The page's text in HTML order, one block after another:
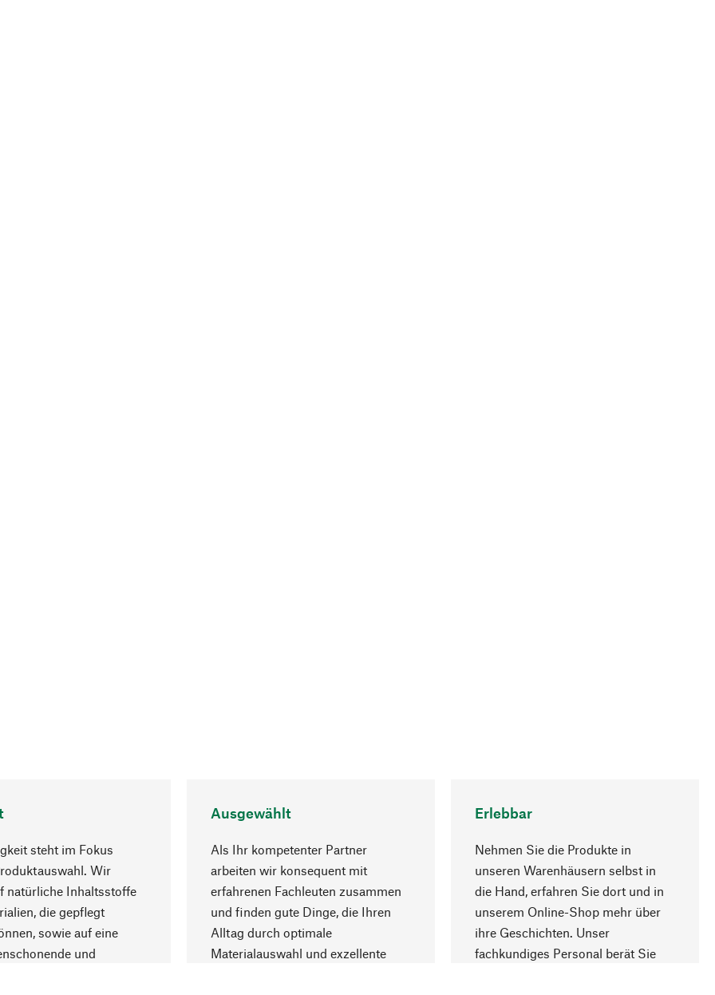
steht im Fokus
Wir
natürliche Inhaltsstoffe
die gepflegt
sowie auf eine
und
Ausgewählt
Als Ihr kompetenter Partner
arbeiten wir konsequent mit
erfahrenen Fachleuten zusammen
und finden gute Dinge, die Ihren
Alltag durch optimale
Materialauswahl und exzellente
Erlebbar
Nehmen Sie die Produkte in
unseren Warenhäusern selbst in
die Hand, erfahren Sie dort und in
unserem Online-Shop mehr über
ihre Geschichten. Unser
fachkundiges Personal berät Sie